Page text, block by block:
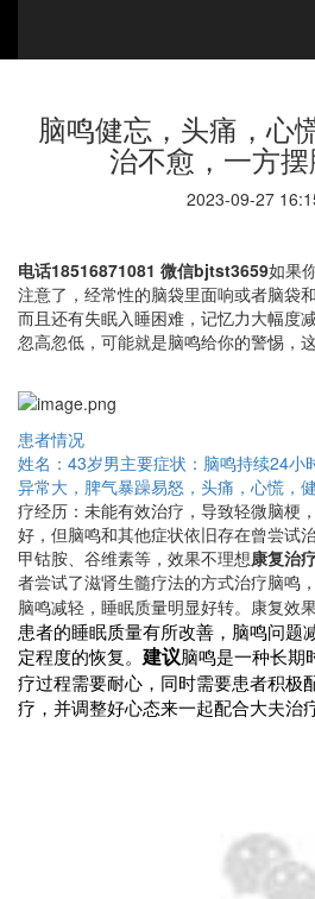
脑鸣健忘，头痛，心
治不愈，一方摆
2023-09-27
电话18516871081 微信bjtst3659如果
注意了，经常性的脑袋里面响或者脑袋
而且还有失眠入睡困难，记忆力大幅度
忽高忽低，可能就是脑鸣给你的警惕，
患者情况
姓名：43岁男主要症状：脑鸣持续24小
异常大，脾气暴躁易怒，头痛，心慌，
疗经历：未能有效治疗，导致轻微脑梗
好，但脑鸣和其他症状依旧存在曾尝试
甲钴胺、谷维素等，效果不理想康复治
者尝试了滋肾生髓疗法的方式治疗脑鸣
脑鸣减轻，睡眠质量明显好转。康复效
患者的睡眠质量有所改善，脑鸣问题
定程度的恢复。 建议脑鸣是一种长期
疗过程需要耐心，同时需要患者积极
疗，并调整好心态来一起配合大夫治疗